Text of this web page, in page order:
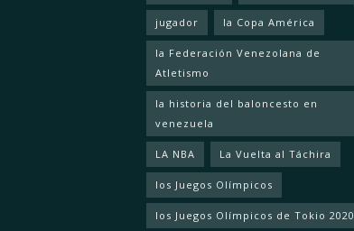
jugador la Copa América
la Federación Venezolana de
Atletismo
la historia del baloncesto en
venezuela
LA NBA La Vuelta al Táchira
los Juegos Olímpicos
los Juegos Olímpicos de Tokio 2020